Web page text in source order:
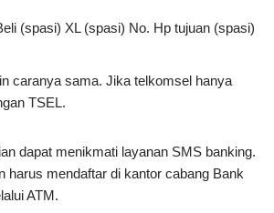
(spasi) XL (spasi) No. Hp tujuan (spasi)
caranya sama. Jika telkomsel hanya
TSEL.
dapat menikmati layanan SMS banking.
harus mendaftar di kantor cabang Bank
ATM.